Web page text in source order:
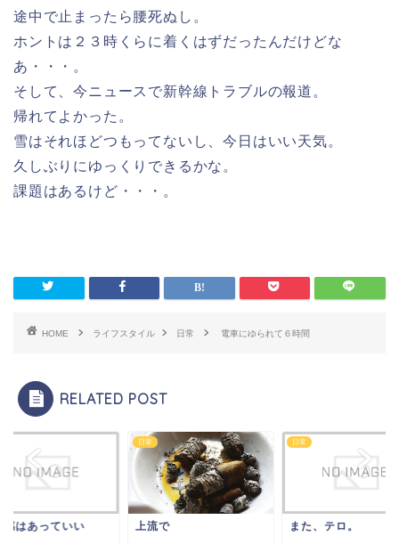
途中で止まったら腰死ぬし。
ホントは２３時くらに着くはずだったんだけどな
あ・・・。
そして、今ニュースで新幹線トラブルの報道。
帰れてよかった。
雪はそれほどつもってないし、今日はいい天気。
久しぶりにゆっくりできるかな。
課題はあるけど・・・。
HOME ライフスタイル 日常 電車にゆられて６時間
RELATED POST
感はあっていい
日常
上流で
日常
また、テロ。